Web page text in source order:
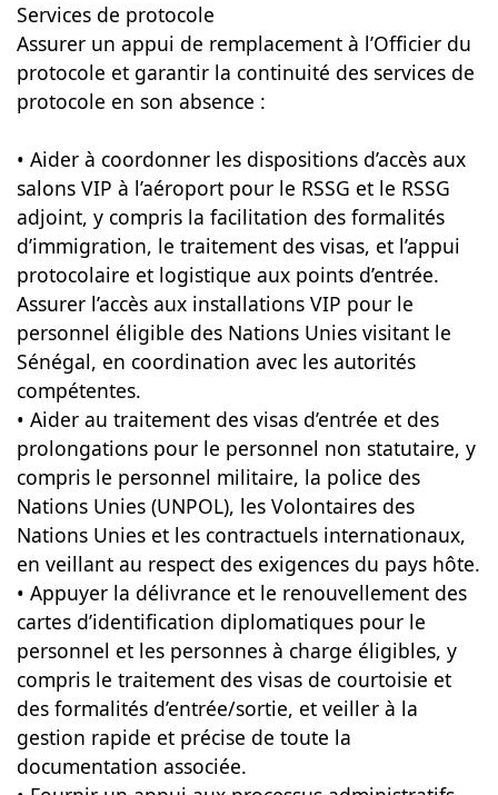
Services de protocole
Assurer un appui de remplacement à l’Officier du
protocole et garantir la continuité des services de
protocole en son absence :
• Aider à coordonner les dispositions d’accès aux
salons VIP à l’aéroport pour le RSSG et le RSSG
adjoint, y compris la facilitation des formalités
d’immigration, le traitement des visas, et l’appui
protocolaire et logistique aux points d’entrée.
Assurer l’accès aux installations VIP pour le
personnel éligible des Nations Unies visitant le
Sénégal, en coordination avec les autorités
compétentes.
• Aider au traitement des visas d’entrée et des
prolongations pour le personnel non statutaire, y
compris le personnel militaire, la police des
Nations Unies (UNPOL), les Volontaires des
Nations Unies et les contractuels internationaux,
en veillant au respect des exigences du pays hôte.
• Appuyer la délivrance et le renouvellement des
cartes d’identification diplomatiques pour le
personnel et les personnes à charge éligibles, y
compris le traitement des visas de courtoisie et
des formalités d’entrée/sortie, et veiller à la
gestion rapide et précise de toute la
documentation associée.